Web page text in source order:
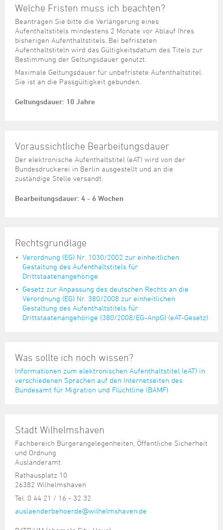
Welche Fristen muss ich beachten?
Beantragen Sie bitte die Verlängerung eines
Aufenthaltstitels mindestens 2 Monate vor Ablauf Ihres
bisherigen Aufenthaltstitels. Bei befristeten
Aufenthaltstiteln wird das Gültigkeitsdatum des Titels zur
Bestimmung der Geltungsdauer genutzt.
Maximale Geltungsdauer für unbefristete Aufenthaltstitel.
Sie ist an die Passgültigkeit gebunden.
Geltungsdauer: 10 Jahre
Voraussichtliche Bearbeitungsdauer
Der elektronische Aufenthaltstitel (eAT) wird von der
Bundesdruckerei in Berlin ausgestellt und an die
zuständige Stelle versandt.
Bearbeitungsdauer: 4 - 6 Wochen
Rechtsgrundlage
Verordnung (EG) Nr. 1030/2002 zur einheitlichen
Gestaltung des Aufenthaltstitels für
Drittstaatenangehörige
Gesetz zur Anpassung des deutschen Rechts an die
Verordnung (EG) Nr. 380/2008 zur einheitlichen
Gestaltung des Aufenthaltstitels für
Drittstaatenangehörige (380/2008/EG-AnpG) (eAT-Gesetz)
Was sollte ich noch wissen?
Informationen zum elektronischen Aufenthaltstitel (eAT) in
verschiedenen Sprachen auf den Internetseiten des
Bundesamt für Migration und Flüchtline (BAMF)
Stadt Wilhelmshaven
Fachbereich Bürgerangelegenheiten, Öffentliche Sicherheit
und Ordnung
Ausländeramt
Rathausplatz 10
26382 Wilhelmshaven
Tel. 0 44 21 / 16 - 32 32
auslaenderbehoerde@wilhelmshaven.de